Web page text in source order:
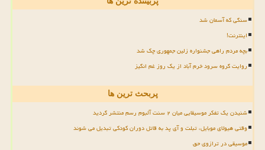
سنگی که آسمان شد
اینترنت!
بچه مردم راهی جشنواره زلین جمهوری چک شد
روایت گروه سرود خرم آباد از یک روز غم انگیز
پربحث ترین ها
شنیدن یک تفکر موسیقایی میان ۲ سنت آلبوم رسم منتشر گردید
وقتی هیولای موبایل، تبلت و آی پد به قاتل دوران کودکی تبدیل می شوند
موسیقی در ترازوی حق